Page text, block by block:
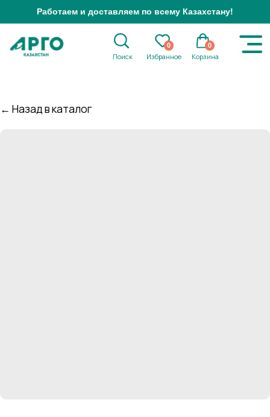
Избранное Корзина
0
Работаем и доставляем по всему Казахстану!